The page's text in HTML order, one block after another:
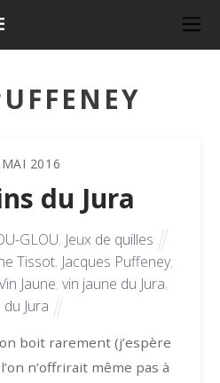
MAI 2016
du Jura
GLOU, Jeux de quilles
Tissot, Jacques Puffeney,
Jaune, vin jaune du Jura,
du Jura
boit rarement (j’espère
n’offrirait même pas à